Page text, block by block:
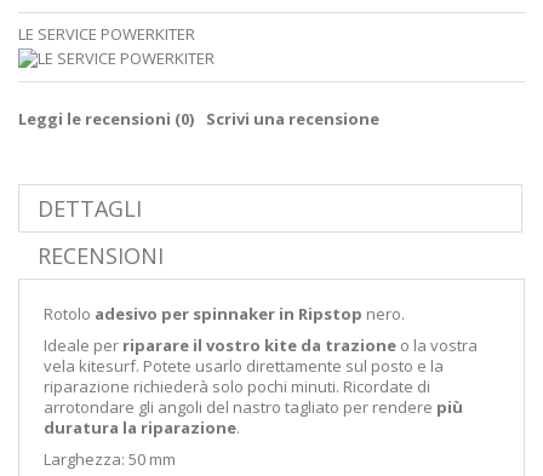
LE SERVICE POWERKITER
Leggi le recensioni (0) Scrivi una recensione
DETTAGLI
RECENSIONI
Rotolo adesivo per spinnaker in Ripstop nero.
Ideale per riparare il vostro kite da trazione o la vostra
vela kitesurf. Potete usarlo direttamente sul posto e la
riparazione richiederà solo pochi minuti. Ricordate di
arrotondare gli angoli del nastro tagliato per rendere più
duratura la riparazione.
Larghezza: 50 mm